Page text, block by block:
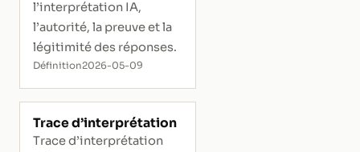
l’interprétation IA,
l’autorité, la preuve et la
légitimité des réponses.
Définition2026-05-09
Trace d’interprétation
Trace d’interprétation